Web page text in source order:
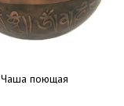
Чаша поющая